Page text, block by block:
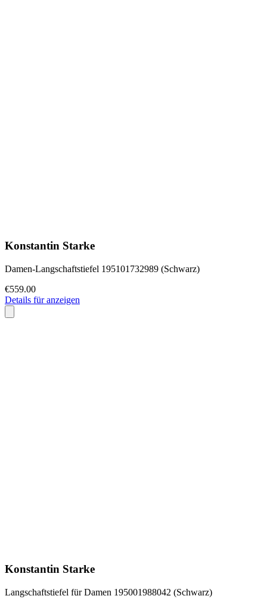
Konstantin Starke
Damen-Langschaftstiefel 195101732989 (Schwarz)
€559.00
Details für anzeigen
Konstantin Starke
Langschaftstiefel für Damen 195001988042 (Schwarz)